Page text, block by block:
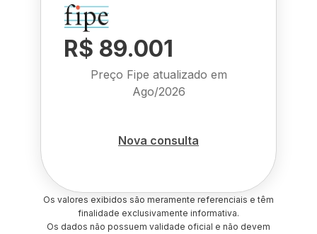
R$ 89.001
Preço Fipe atualizado em
Ago/2026
Nova consulta
Os valores exibidos são meramente referenciais e têm
finalidade exclusivamente informativa.
Os dados não possuem validade oficial e não devem